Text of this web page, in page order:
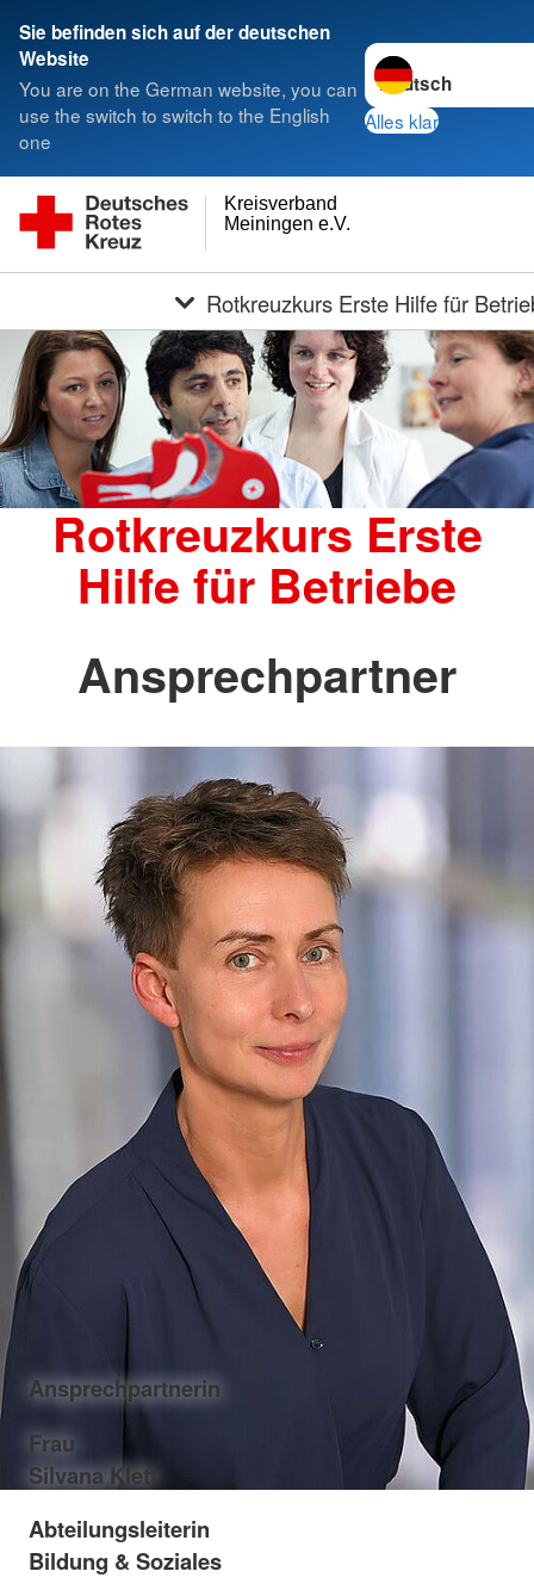
Sie befinden sich auf der deutschen
Website
You are on the German website, you can
use the switch to switch to the English
one
Sprache wechseln
Alles klar
Meiningen e.V.
Kreisverband
Rotkreuzkurs Erste Hilfe für
Rotkreuzkurs Erste
Hilfe für Betriebe
Ansprechpartner
Ansprechpartnerin
Frau
Silvana Klett
Abteilungsleiterin
Bildung & Soziales